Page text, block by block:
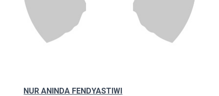
NUR ANINDA FENDYASTIWI